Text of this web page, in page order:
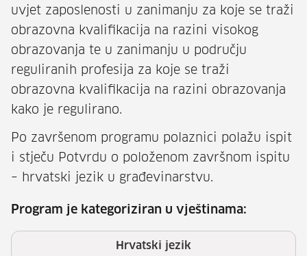
uvjet zaposlenosti u zanimanju za koje se traži
obrazovna kvalifikacija na razini visokog
obrazovanja te u zanimanju u području
reguliranih profesija za koje se traži
obrazovna kvalifikacija na razini obrazovanja
kako je regulirano.
Po završenom programu polaznici polažu ispit
i stječu Potvrdu o položenom završnom ispitu
– hrvatski jezik u građevinarstvu.
Program je kategoriziran u vještinama:
Hrvatski jezik